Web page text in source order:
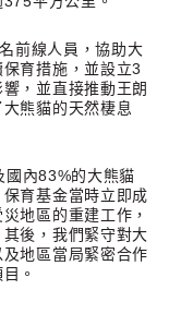
前線人員，協助大
育措施，並設立3
，並直接推動王朗
熊貓的天然棲息
內83%的大熊貓
育基金當時立即成
地區的重建工作，
後，我們緊守對大
地區當局緊密合作
。